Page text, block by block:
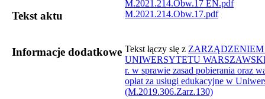
Tekst aktu
M.2021.214.Obw.17 EN.pdf
M.2021.214.Obw.17.pdf
Informacje dodatkowe ​Tekst łączy się z
UNIWERSYTETU
r. w sprawie zasad pobierania oraz
opłat za usługi edukacyjne w
(M.2019.306.​​Zarz.​130)​